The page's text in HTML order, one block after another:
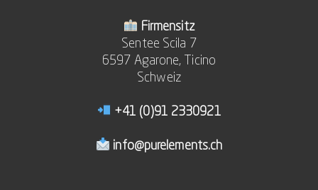
Firmensitz
Sentee Scila 7
6597 Agarone, Ticino
Schweiz
+41 (0)91 2330921
info@purelements.ch